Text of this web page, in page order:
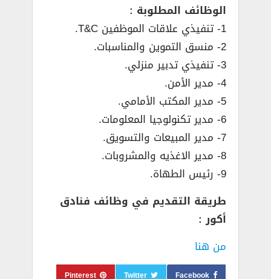
الوظائف المطلوبة :
1- تنفيذي علاقات الموظفين T&C.
2- منسق التموين والمناسبات.
3- تنفيذي تدبير منزلي.
4- مدير الأمن.
5- مدير المكتب الأمامي.
6- مدير تكنولوجيا المعلومات.
7- مدير المبيعات والتسويق.
8- مدير الاغذيه والمشروبات.
9- رئيس الطهاة.
طريقة التقديم في وظائف فنادق
أكور :
من هنا
Facebook
Twitter
Pinterest